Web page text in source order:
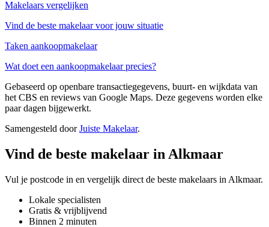
Makelaars vergelijken
Vind de beste makelaar voor jouw situatie
Taken aankoopmakelaar
Wat doet een aankoopmakelaar precies?
Gebaseerd op openbare transactiegegevens, buurt- en wijkdata van
het CBS en reviews van Google Maps. Deze gegevens worden elke
paar dagen bijgewerkt.
Samengesteld doorJuiste Makelaar.
Vind de beste makelaar in Alkmaar
Vul je postcode in en vergelijk direct de beste makelaars in Alkmaar.
Lokale specialisten
Gratis & vrijblijvend
Binnen 2 minuten